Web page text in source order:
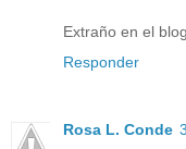
Extraño en el
Responder
Rosa L. Conde